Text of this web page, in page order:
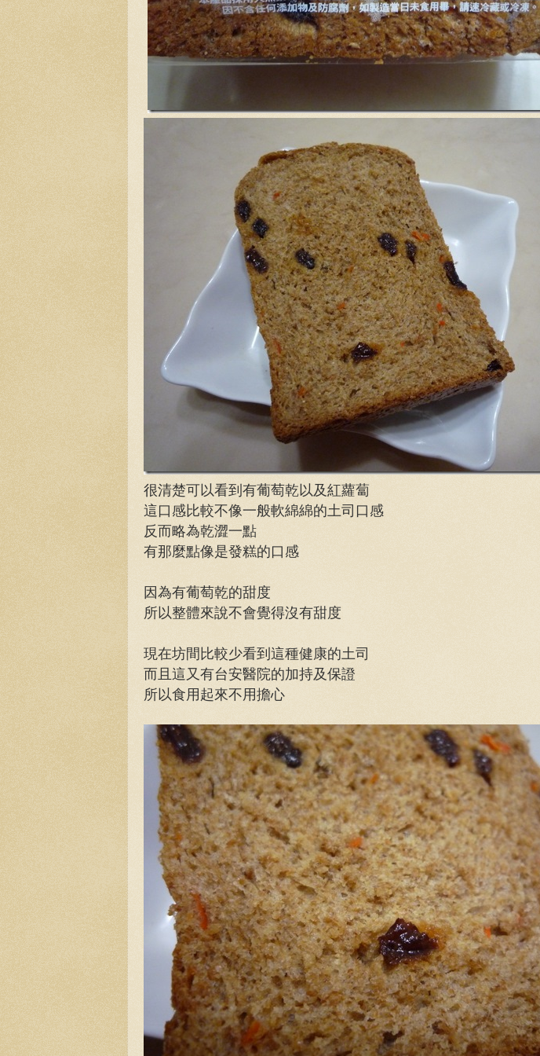
很清楚可以看到有葡萄乾以及紅蘿蔔
這口感比較不像一般軟綿綿的土司口感
反而略為乾澀一點
有那麼點像是發糕的口感
因為有葡萄乾的甜度
所以整體來說不會覺得沒有甜度
現在坊間比較少看到這種健康的土司
而且這又有台安醫院的加持及保證
所以食用起來不用擔心